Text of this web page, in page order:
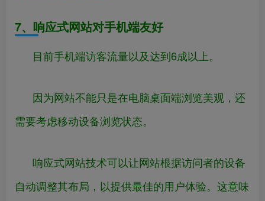
7、响应式网站对手机端友好
目前手机端访客流量以及达到6成以上。
因为网站不能只是在电脑桌面端浏览美观，还
需要考虑移动设备浏览状态。
响应式网站技术可以让网站根据访问者的设备
自动调整其布局，以提供最佳的用户体验。这意味